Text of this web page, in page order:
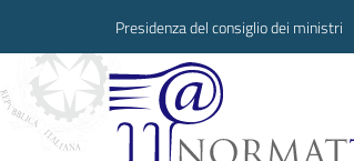
Presidenza del consiglio dei ministri